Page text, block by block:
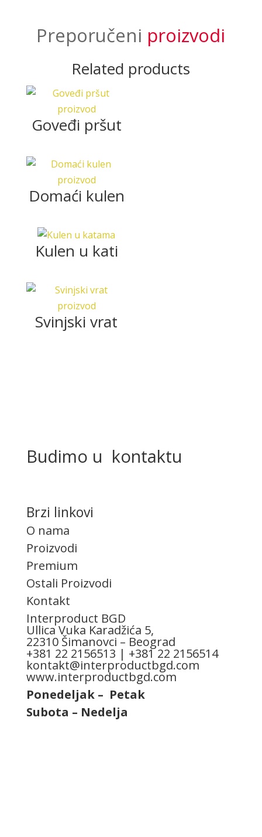
Preporučeni proizvodi
Related products
Goveđi pršut
Domaći kulen
Kulen u kati
Svinjski vrat
Budimo u kontaktu
Brzi linkovi
O nama
Proizvodi
Premium
Ostali Proizvodi
Kontakt
Interproduct BGD
Ullica Vuka Karadžića 5,
22310 Šimanovci – Beograd
+381 22 2156513 | +381 22 2156514
kontakt@interproductbgd.com
www.interproductbgd.com
Ponedeljak – Petak
Subota – Nedelja